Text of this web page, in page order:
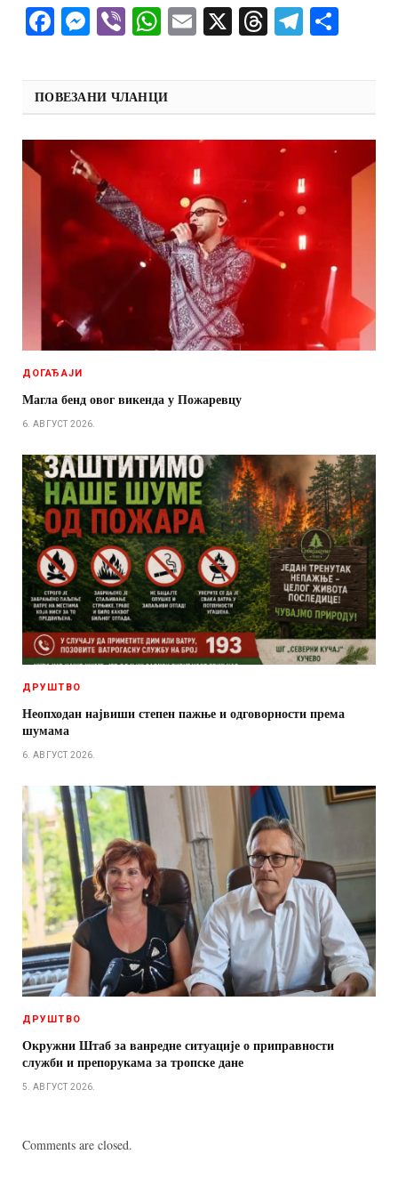
Facebook
Messenger
ViberWhatsApp
Email
X Threads
ПОВЕЗАНИ ЧЛАНЦИ
ДОГАЂАЈИ
Магла бенд овог викенда у Пожаревцу
6. АВГУСТ 2026.
ДРУШТВО
Неопходан највиши степен пажње и одговорности према
шумама
6. АВГУСТ 2026.
ДРУШТВО
Окружни Штаб за ванредне ситуације о приправности
служби и препорукама за тропске дане
5. АВГУСТ 2026.
Comments are closed.